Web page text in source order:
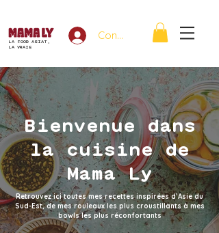
LA FOOD ASIAT,
LA VRAIE
Connexion
Bienvenue dans
la cuisine de
Mama Ly
Retrouvez ici toutes mes recettes inspirées d’Asie du
Sud-Est, de mes rouleaux les plus croustillants à mes
bowls les plus réconfortants